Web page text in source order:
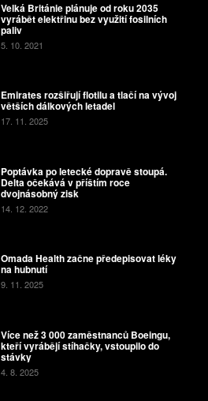
Velká Británie plánuje od roku 2035
vyrábět elektřinu bez využití fosilních
paliv
5. 10. 2021
Emirates rozšiřují flotilu a tlačí na vývoj
větších dálkových letadel
17. 11. 2025
Poptávka po letecké dopravě stoupá.
Delta očekává v příštím roce
dvojnásobný zisk
14. 12. 2022
Omada Health začne předepisovat léky
na hubnutí
9. 11. 2025
Více než 3 000 zaměstnanců Boeingu,
kteří vyrábějí stíhačky, vstoupilo do
stávky
4. 8. 2025